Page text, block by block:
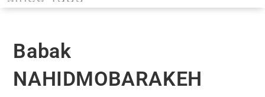
Babak
NAHIDMOBARAKEH